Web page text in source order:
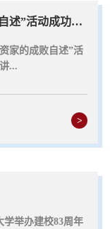
北外校友讲座——“一个投资家的成败自述”活动成功举办
家的成败自述”活
...
>
学举办建校83周年